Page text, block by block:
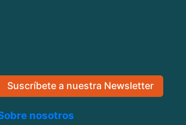
Suscríbete a nuestra Newsletter
nosotros